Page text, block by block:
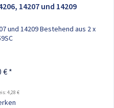
14207 und 14209
und 14209 Bestehend aus 2 x
€ *
4,28 €